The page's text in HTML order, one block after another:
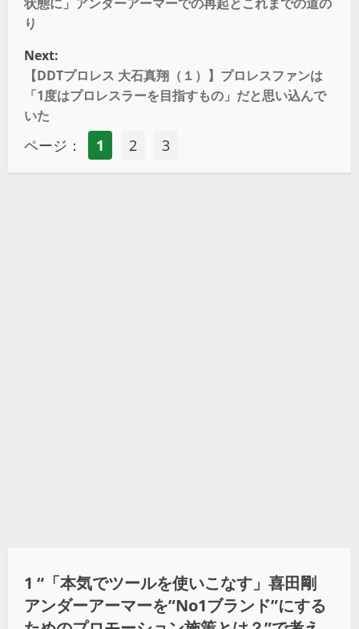
り
Next:
【DDTプロレス 大石真翔（１）】プロレスファンは
「1度はプロレスラーを目指すもの」だと思い込んで
いた
ページ： 1 2 3
1 “ 「本気でツールを使いこなす」喜田剛
アンダーアーマーを”No1ブランド”にする